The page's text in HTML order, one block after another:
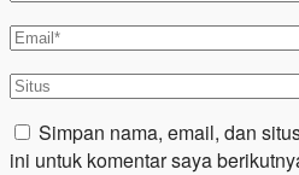
Simpan nama, email, dan
ini untuk komentar saya